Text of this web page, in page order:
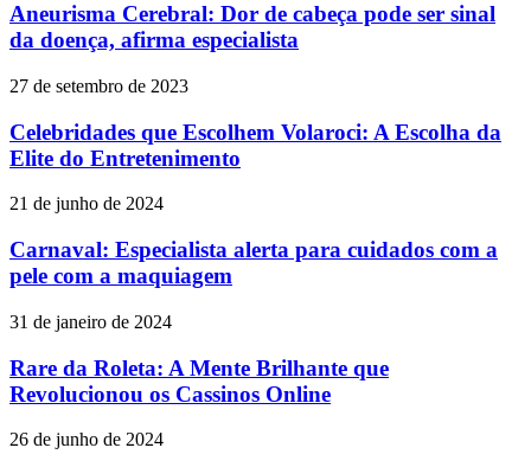
Aneurisma Cerebral: Dor de cabeça pode ser sinal
da doença, afirma especialista
27 de setembro de 2023
Celebridades que Escolhem Volaroci: A Escolha da
Elite do Entretenimento
21 de junho de 2024
Carnaval: Especialista alerta para cuidados com a
pele com a maquiagem
31 de janeiro de 2024
Rare da Roleta: A Mente Brilhante que
Revolucionou os Cassinos Online
26 de junho de 2024